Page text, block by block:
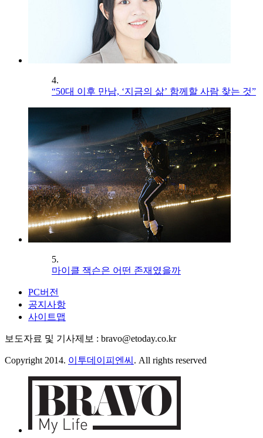
4.
“50대 이후 만남, ‘지금의 삶’ 함께할 사람 찾는 것”
5.
마이클 잭슨은 어떤 존재였을까
PC버전
공지사항
사이트맵
보도자료 및 기사제보 : bravo@etoday.co.kr
Copyright 2014. 이투데이피엔씨 . All rights reserved